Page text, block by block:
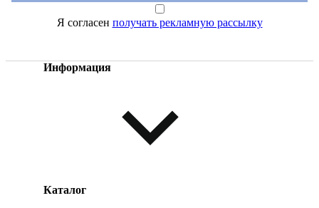
Информация
Каталог
Я согласен получать рекламную рассылку